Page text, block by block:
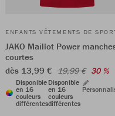
ENFANTS VÊTEMENTS DE
JAKO Maillot Power
courtes
dès 13,99 € 19,99 € 30 %
Disponible
en 16
couleurs
différentes
Disponible
en 16
couleurs
différentes